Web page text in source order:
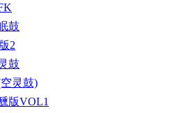
鼓
2
鼓
灵鼓)
版VOL1